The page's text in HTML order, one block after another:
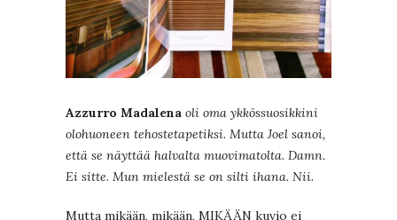
Azzurro Madalena oli oma ykkössuosikkini
olohuoneen tehostetapetiksi. Mutta Joel sanoi,
että se näyttää halvalta muovimatolta. Damn.
Ei sitte. Mun mielestä se on silti ihana. Nii.
Mutta mikään, mikään, MIKÄÄN kuvio ei